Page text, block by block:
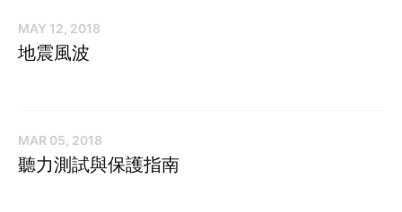
MAY 12, 2018
地震風波
MAR 05, 2018
聽力測試與保護指南